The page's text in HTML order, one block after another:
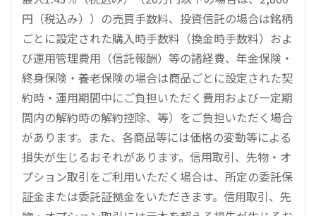
円（税込み））の売買手数料、投資信託の場合は銘柄
ごとに設定された購入時手数料（換金時手数料）およ
び運用管理費用（信託報酬）等の諸経費、年金保険・
終身保険・養老保険の場合は商品ごとに設定された契
約時・運用期間中にご負担いただく費用および一定期
間内の解約時の解約控除、等）をご負担いただく場合
があります。また、各商品等には価格の変動等による
損失が生じるおそれがあります。信用取引、先物・オ
プション取引をご利用いただく場合は、所定の委託保
証金または委託証拠金をいただきます。信用取引、先